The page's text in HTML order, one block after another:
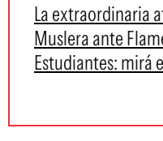
La extraordinaria
Muslera ante
Estudiantes: mirá